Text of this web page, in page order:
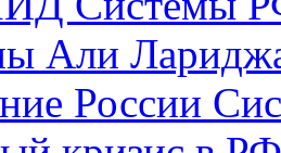
Али
России